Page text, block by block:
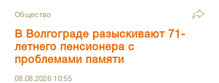
Общество
В Волгограде разыскивают 71-
летнего пенсионера с
проблемами памяти
08.08.2026 10:55